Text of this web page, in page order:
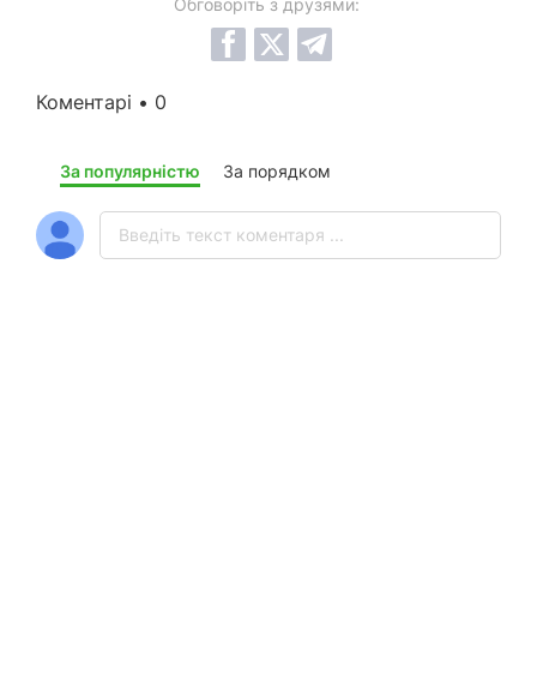
Обговоріть з друзями:
Коментарі • 0
За популярністю За порядком